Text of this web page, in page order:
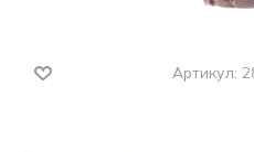
Артикул: